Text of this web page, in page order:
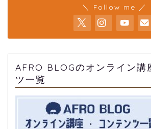
＼ Follow me ／
AFRO BLOGのオンライン講
ツ一覧